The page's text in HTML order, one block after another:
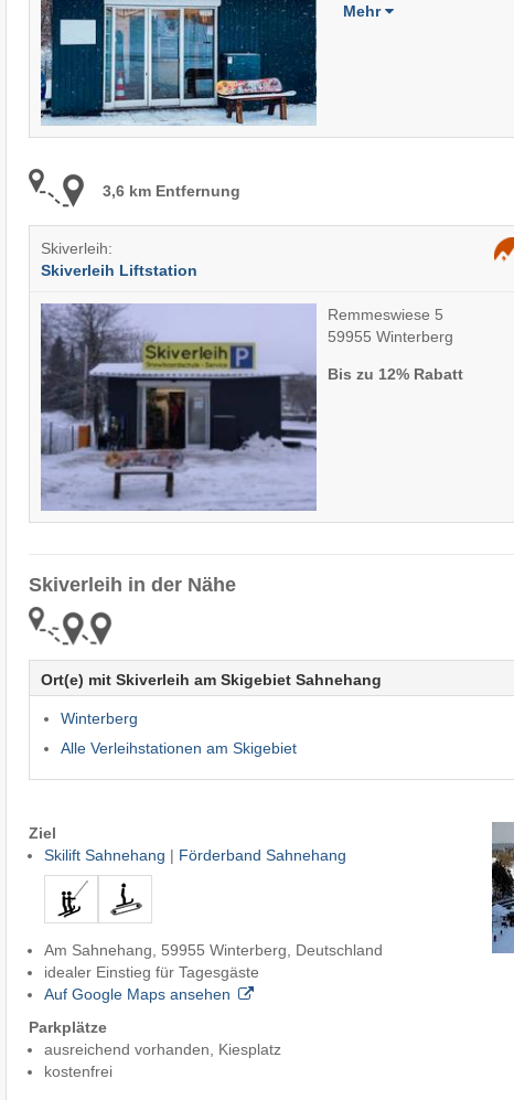
Mehr
3,6 km Entfernung
Skiverleih:
Skiverleih Liftstation
Remmeswiese 5
59955 Winterberg
Bis zu 12% Rabatt
Skiverleih in der Nähe
Ort(e) mit Skiverleih am Skigebiet Sahnehang
Winterberg
Alle Verleihstationen am Skigebiet
Ziel
Skilift Sahnehang | Förderband Sahnehang
Am Sahnehang, 59955 Winterberg, Deutschland
idealer Einstieg für Tagesgäste
Auf Google Maps ansehen
Parkplätze
ausreichend vorhanden, Kiesplatz
kostenfrei